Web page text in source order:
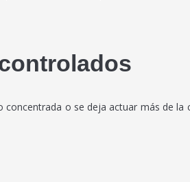
o se deja actuar más de la